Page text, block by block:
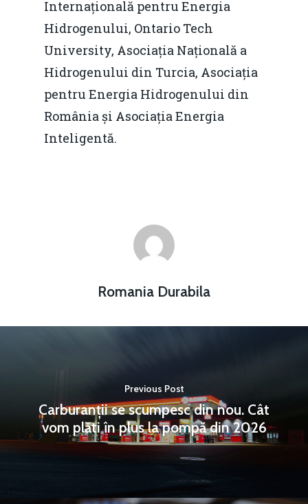
Internațională pentru Energia
Hidrogenului, Ontario Tech
University, Asociația Națională a
Hidrogenului din Turcia, Asociația
pentru Energia Hidrogenului din
România și Asociația Energia
Inteligentă.
Romania Durabila
Previous Post
Carburanții se scumpesc din nou. Cât
vom plăti în plus la pompă din 2026